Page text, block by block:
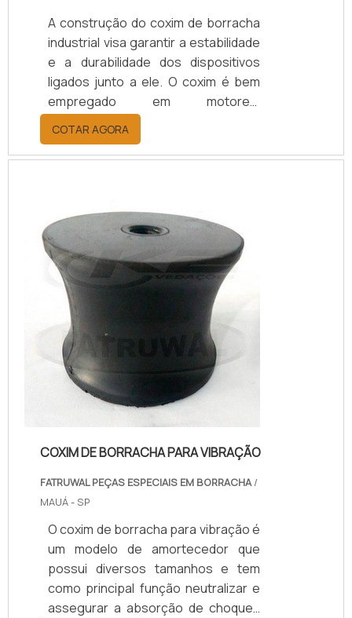
A construção do coxim de borracha
industrial visa garantir a estabilidade
e a durabilidade dos dispositivos
ligados junto a ele. O coxim é bem
empregado em motores,
equipamentos eletrônicos,
computadores, prensas e injetoras,
assim como em aplicações em
outros segmentos, proporcionando,
dessa maneira, variados modos de
utilização.O produto é um modelo de
amortecedor qu...
COTAR AGORA
COXIM DE BORRACHA PARA VIBRAÇÃO
FATRUWAL PEÇAS ESPECIAIS EM BORRACHA/
MAUÁ - SP
O coxim de borracha para vibração é
um modelo de amortecedor que
possui diversos tamanhos e tem
como principal função neutralizar e
assegurar a absorção de choques